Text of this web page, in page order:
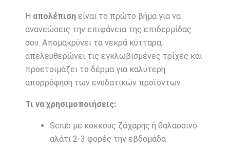
Η απολέπισηείναι το πρώτο βήμα για να
ανανεώσεις την επιφάνεια της επιδερμίδας
σου. Απομακρύνει τα νεκρά κύτταρα,
απελευθερώνει τις εγκλωβισμένες τρίχες και
προετοιμάζει το δέρμα για καλύτερη
απορρόφηση των ενυδατικών προϊόντων.
Τι να χρησιμοποιήσεις:
Scrub με κόκκους ζάχαρης ή θαλασσινό
αλάτι 2-3 φορές την εβδομάδα